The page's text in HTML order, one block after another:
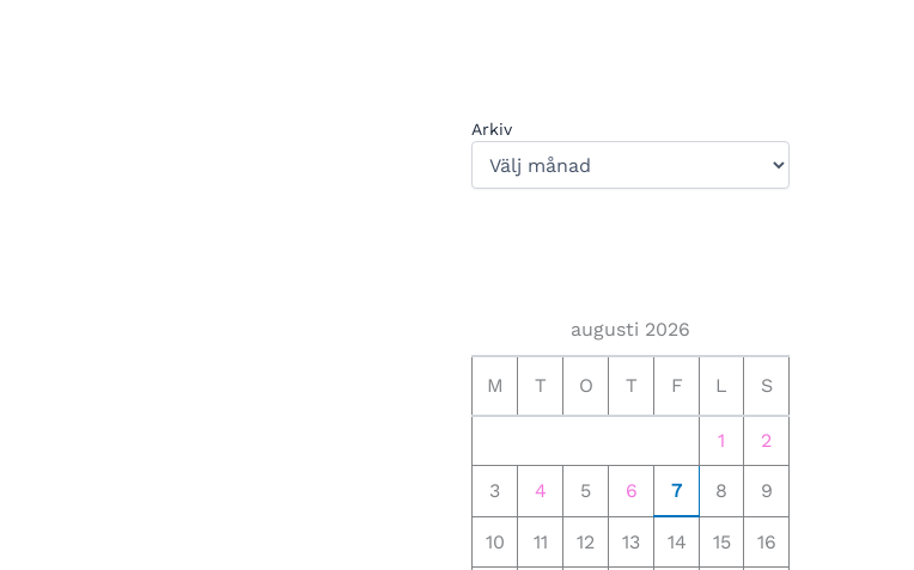
Arkiv
augusti 2026
M T O T F L S
1 2
3 4 5 6 7 8 9
10 11 12 13 14 15 16